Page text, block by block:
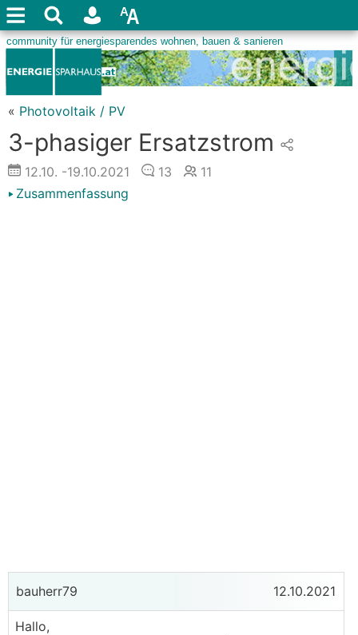
« Photovoltaik / PV
3-phasiger Ersatzstrom
12.10. -19.10.2021 13
11
Zusammenfassung
bauherr79 12.10.2021
Hallo,